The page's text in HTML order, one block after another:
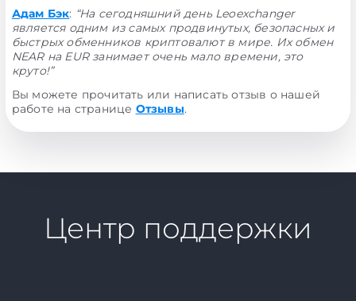
Адам Бэк: “На сегодняшний день Leoexchanger
является одним из самых продвинутых, безопасных и
быстрых обменников криптовалют в мире. Их обмен
NEAR на EUR занимает очень мало времени, это
круто!”
Вы можете прочитать или написать отзыв о нашей
работе на странице Отзывы.
Центр поддержки